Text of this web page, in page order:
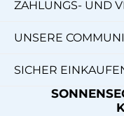
ZAHLUNGS- UND
UNSERE
SICHER